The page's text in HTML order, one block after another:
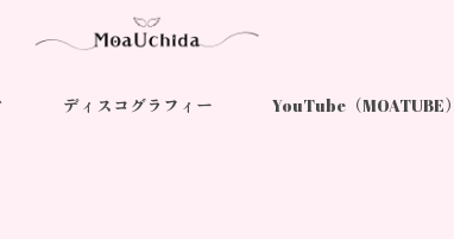
ディスコグラフィー YouTube（MOATUBE）